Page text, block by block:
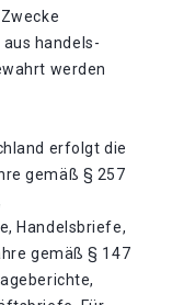
handels-
werden
erfolgt die
gemäß § 257
Handelsbriefe,
gemäß § 147